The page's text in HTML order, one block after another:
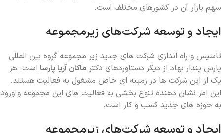
سهم بازار آن در کشورهای مختلف است.
ایجاد و توسعه شرکت‌های زیرمجموعه
تاسیس و راه ‌اندازی شرکت ‌های جدید زیر مجموعه گروه بین المللی
پارس پندار نهاد از دیگر دستاوردهای دکتر ماکان آریا پارسا است. هر
یک از این شرکت ها در زمینه ‌ای خاص مشغول به فعالیت هستند.
این امر نشان ‌دهنده تنوع ‌بخشی به فعالیت ‌های این مجموعه و ورود
به حوزه‌ های جدید کسب و کار است.